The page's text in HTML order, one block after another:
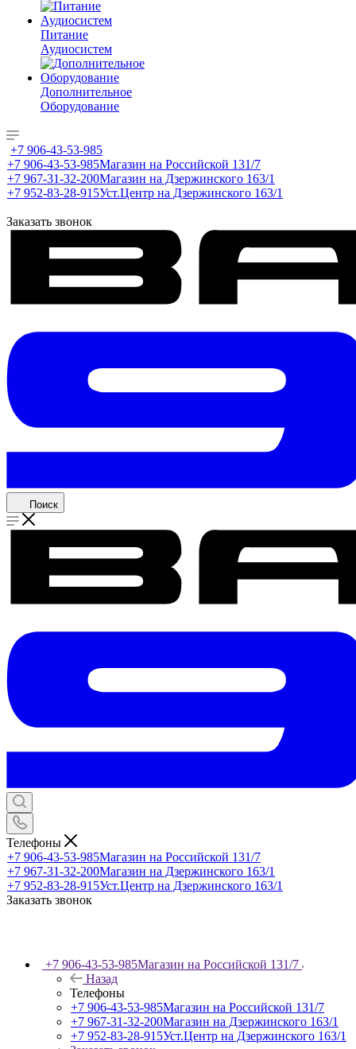
Питание
Аудиосистем
Дополнительное
Оборудование
+7 906-43-53-985
+7 906-43-53-985Магазин на Российской 131/7
+7 967-31-32-200Магазин на Дзержинского 163/1
+7 952-83-28-915Уст.Центр на Дзержинского 163/1
Заказать звонок
Поиск
Телефоны
+7 906-43-53-985Магазин на Российской 131/7
+7 967-31-32-200Магазин на Дзержинского 163/1
+7 952-83-28-915Уст.Центр на Дзержинского 163/1
Заказать звонок
+7 906-43-53-985Магазин на Российской 131/7
Назад
Телефоны
+7 906-43-53-985Магазин на Российской 131/7
+7 967-31-32-200Магазин на Дзержинского 163/1
+7 952-83-28-915Уст.Центр на Дзержинского 163/1